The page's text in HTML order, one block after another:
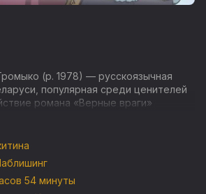
(р. 1978) — русскоязычная
популярная среди ценителей
романа «Верные враги»
знакомой почитателям её таланта
становятся друзьями. Но
такая дружба? Герои книги, женщина-
54 минуты